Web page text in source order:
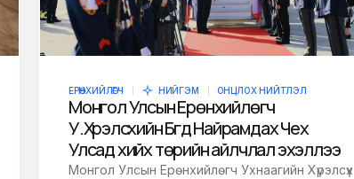
ЕРӨНХИЙЛӨГЧ НИЙГЭМ ОНЦЛОХ НИЙТЛЭЛ
Монгол Улсын Ерөнхийлөгч
У.Хүрэлсүхийн Бүгд Найрамдах Чех
Улсад хийх төрийн айлчлал эхэллээ
Монгол Улсын Ерөнхийлөгч Ухнаагийн Хүрэлсүх